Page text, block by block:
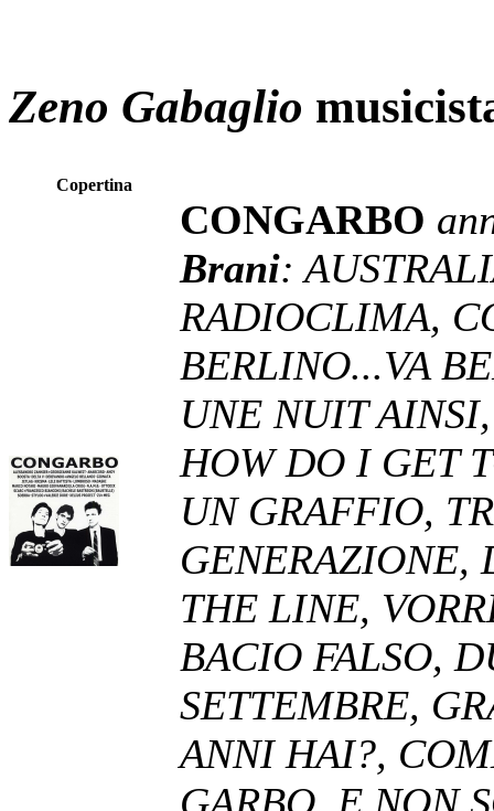
Zeno Gabaglio
Copertina
CONGARBO
Brani:
RADIOCLIMA,
BERLINO...VA
UNE NUIT
HOW DO I GET
UN GRAFFIO,
GENERAZIONE,
THE LINE,
BACIO FALSO,
SETTEMBRE,
ANNI HAI?,